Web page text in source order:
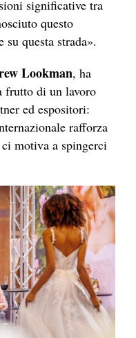
significative tra
questo
questa strada».
Lookman, ha
frutto di un lavoro
ed espositori:
rafforza
motiva a spingerci